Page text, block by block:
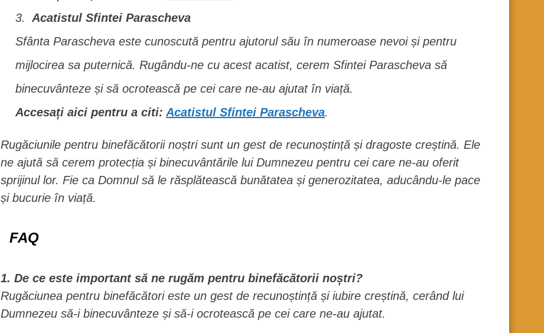
Acatistul Sfintei Parascheva
Sfânta Parascheva este cunoscută pentru ajutorul său în numeroase nevoi și pentru
mijlocirea sa puternică. Rugându-ne cu acest acatist, cerem Sfintei Parascheva să
binecuvânteze și să ocrotească pe cei care ne-au ajutat în viață.
Accesați aici pentru a citi:Acatistul Sfintei Parascheva.
Rugăciunile pentru binefăcătorii noștri sunt un gest de recunoștință și dragoste creștină. Ele
ne ajută să cerem protecția și binecuvântările lui Dumnezeu pentru cei care ne-au oferit
sprijinul lor. Fie ca Domnul să le răsplătească bunătatea și generozitatea, aducându-le pace
și bucurie în viață.
FAQ
1. De ce este important să ne rugăm pentru binefăcătorii noștri?
Rugăciunea pentru binefăcători este un gest de recunoștință și iubire creștină, cerând lui
Dumnezeu să-i binecuvânteze și să-i ocrotească pe cei care ne-au ajutat.